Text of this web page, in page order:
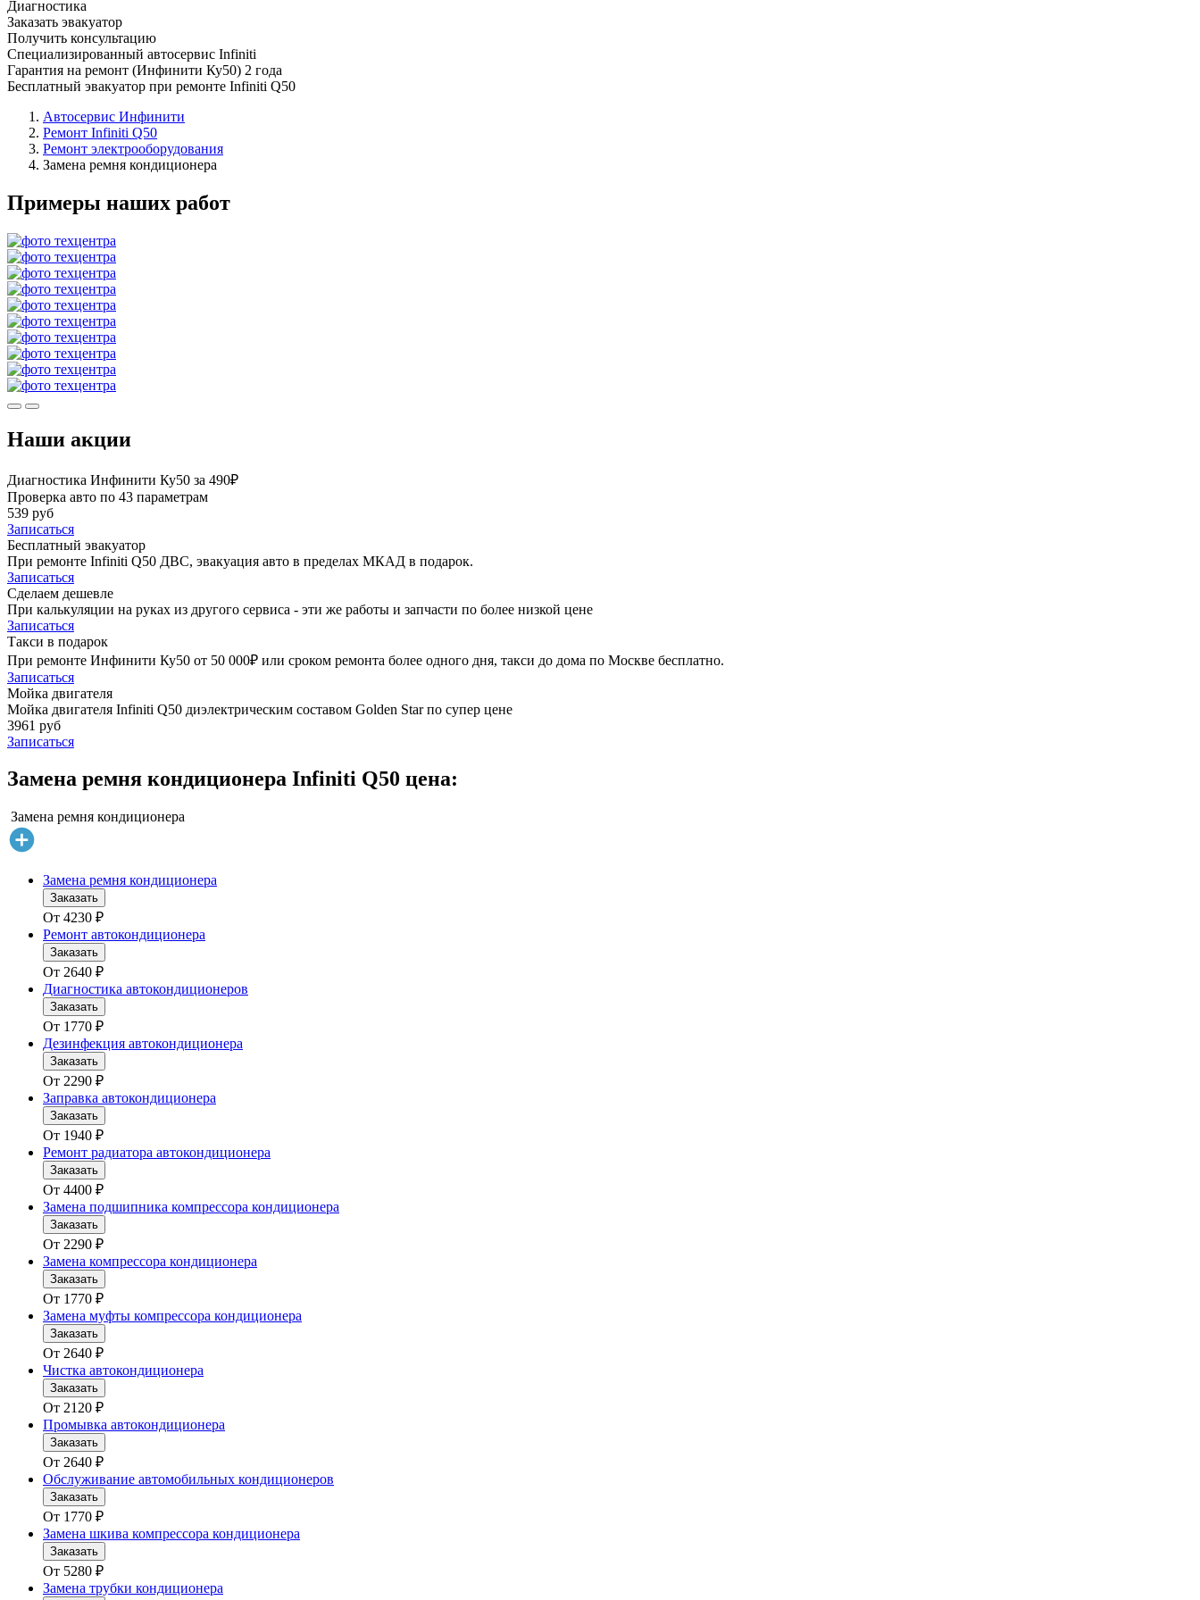
Диагностика
Заказать эвакуатор
Получить консультацию
Специализированный автосервис Infiniti
Гарантия на ремонт (Инфинити Ку50) 2 года
Бесплатный эвакуатор при ремонте Infiniti Q50
Автосервис Инфинити
Ремонт Infiniti Q50
Ремонт электрооборудования
Замена ремня кондиционера
Примеры наших работ
Наши акции
Диагностика Инфинити Ку50 за 490₽
Проверка авто по 43 параметрам
539 руб
Записаться
Бесплатный эвакуатор
При ремонте Infiniti Q50 ДВС, эвакуация авто в пределах МКАД в подарок.
Записаться
Сделаем дешевле
При калькуляции на руках из другого сервиса - эти же работы и запчасти по более низкой цене
Записаться
Такси в подарок
При ремонте Инфинити Ку50 от 50 000₽ или сроком ремонта более одного дня, такси до дома по Москве бесплатно.
Записаться
Мойка двигателя
Мойка двигателя Infiniti Q50 диэлектрическим составом Golden Star по супер цене
3961 руб
Записаться
Замена ремня кондиционера Infiniti Q50 цена:
Замена ремня кондиционера
Замена ремня кондиционера
Заказать
От 4230 ₽
Ремонт автокондиционера
Заказать
От 2640 ₽
Диагностика автокондиционеров
Заказать
От 1770 ₽
Дезинфекция автокондиционера
Заказать
От 2290 ₽
Заправка автокондиционера
Заказать
От 1940 ₽
Ремонт радиатора автокондиционера
Заказать
От 4400 ₽
Замена подшипника компрессора кондиционера
Заказать
От 2290 ₽
Замена компрессора кондиционера
Заказать
От 1770 ₽
Замена муфты компрессора кондиционера
Заказать
От 2640 ₽
Чистка автокондиционера
Заказать
От 2120 ₽
Промывка автокондиционера
Заказать
От 2640 ₽
Обслуживание автомобильных кондиционеров
Заказать
От 1770 ₽
Замена шкива компрессора кондиционера
Заказать
От 5280 ₽
Замена трубки кондиционера